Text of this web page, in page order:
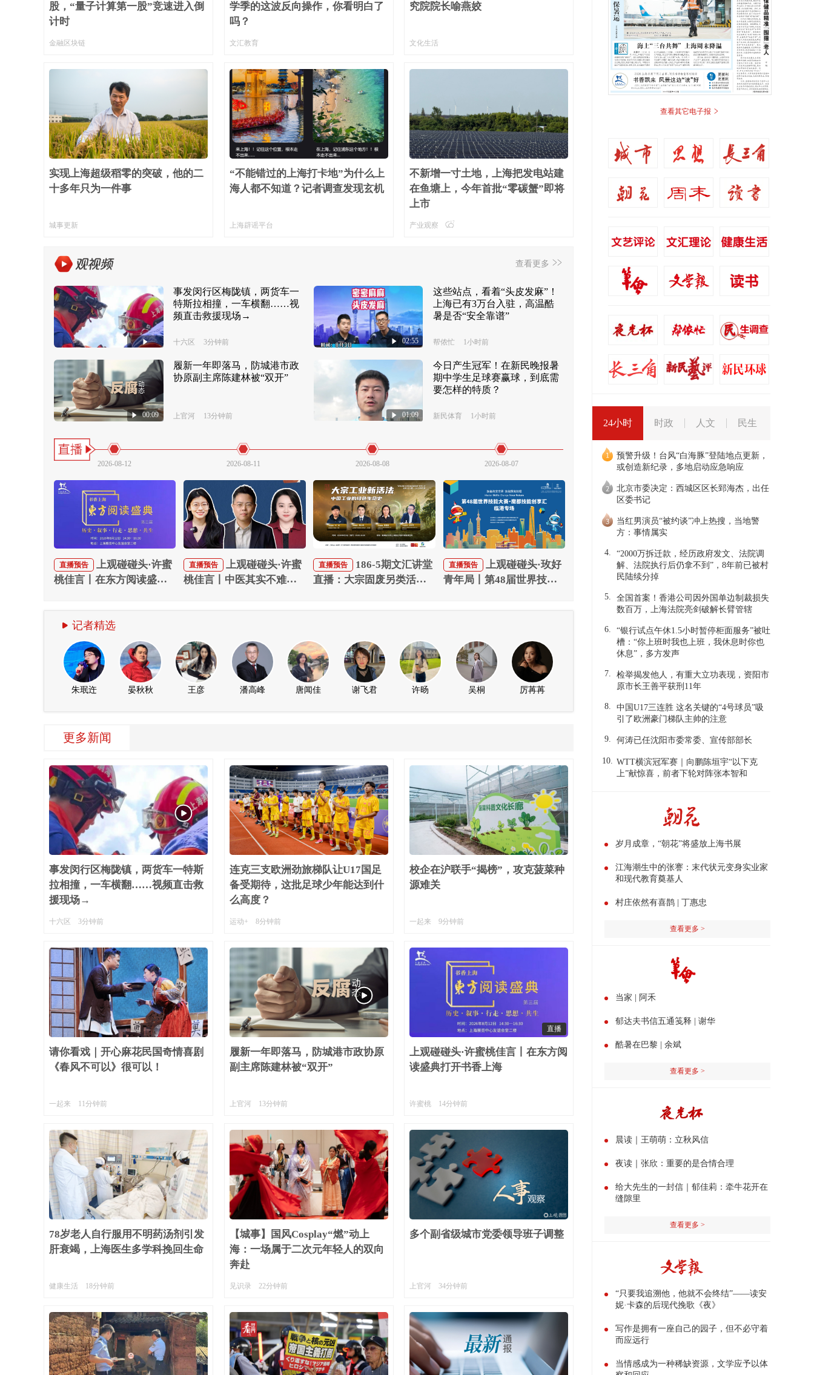
股，“量子计算第一股”竞速进入倒
计时
金融区块链
学季的这波反向操作，你看明白了
吗？
文汇教育
究院院长喻燕姣
文化生活
实现上海超级稻零的突破，他的二
十多年只为一件事
城事更新
“不能错过的上海打卡地”为什么上
海人都不知道？记者调查发现玄机
上海辟谣平台
不新增一寸土地，上海把发电站建
在鱼塘上，今年首批“零碳蟹”即将
上市
产业观察 17
查看更多 >>
事发闵行区梅陇镇，两货车一
特斯拉相撞，一车横翻……视
频直击救援现场→
十六区 3分钟前
00:09
履新一年即落马，防城港市政
协原副主席陈建林被“双开”
上官河 13分钟前
02:55
这些站点，看着“头皮发麻”！
上海已有3万台入驻，高温酷
暑是否“安全靠谱”
帮侬忙 1小时前
01:09
今日产生冠军！在新民晚报暑
期中学生足球赛赢球，到底需
要怎样的特质？
新民体育 1小时前
江江三人行｜上海65岁以上
江江三人行 3小时前
幕后 | 上海京剧院95后演员
演《奇袭白虎团》，打磨朝
2026-08-12 2026-08-11 2026-08-08 2026-08-07
直播预告
上观碰碰头·许蜜
桃佳言丨在东方阅读盛典
直播预告
上观碰碰头·许蜜
桃佳言丨中医其实不难
直播预告
186-5期文汇讲堂
直播：大宗固废另类活
史
直播预告
上观碰碰头·玫好
青年局丨第48届世界技能
港专场
记者精选
朱珉迕 晏秋秋 王彦 潘高峰 唐闻佳 谢飞君 许旸 吴桐 厉苒苒
更多新闻
事发闵行区梅陇镇，两货车一特斯
拉相撞，一车横翻……视频直击救
援现场→
十六区 3分钟前
连克三支欧洲劲旅梯队让U17国足
备受期待，这批足球少年能达到什
么高度？
运动+ 8分钟前
校企在沪联手“揭榜”，攻克菠菜种
源难关
一起来 9分钟前
请你看戏｜开心麻花民国奇情喜剧
《春风不可以》很可以！
一起来 11分钟前
履新一年即落马，防城港市政协原
副主席陈建林被“双开”
上官河 13分钟前
直播
上观碰碰头·许蜜桃佳言丨在东方阅
读盛典打开书香上海
许蜜桃 14分钟前
78岁老人自行服用不明药汤剂引发
肝衰竭，上海医生多学科挽回生命
健康生活 18分钟前
【城事】国风Cosplay“燃”动上
海：一场属于二次元年轻人的双向
奔赴
见识录 22分钟前
多个副省级城市党委领导班子调整
上官河 34分钟前
查看其它电子报 >
24小时 时政 人文 民生
预警升级！台风“白海豚”登陆地点更新，
或创造新纪录，多地启动应急响应
北京市委决定：西城区区长郅海杰，出任
区委书记
当红男演员“被约谈”冲上热搜，当地警
方：事情属实
4.
“2000万拆迁款，经历政府发文、法院调
解、法院执行后仍拿不到”，8年前已被村
民陆续分掉
5.
全国首案！香港公司因外国单边制裁损失
数百万，上海法院亮剑破解长臂管辖
6.
“银行试点午休1.5小时暂停柜面服务”被吐
槽：“你上班时我也上班，我休息时你也
休息”，多方发声
7.
检举揭发他人，有重大立功表现，资阳市
原市长王善平获刑11年
8.
中国U17三连胜 这名关键的“4号球员”吸
引了欧洲豪门梯队主帅的注意
9. 何涛已任沈阳市委常委、宣传部部长
10. WTT横滨冠军赛｜向鹏陈垣宇“以下克
上”献惊喜，前者下轮对阵张本智和
岁月成章，“朝花”将盛放上海书展
江海潮生中的张謇：末代状元变身实业家
和现代教育奠基人
村庄依然有喜鹊 | 丁惠忠
查看更多 >
当家 | 阿禾
郁达夫书信五通笺释 | 谢华
酷暑在巴黎 | 余斌
查看更多 >
晨读｜王萌萌：立秋风信
夜读｜张欣：重要的是合情合理
给大先生的一封信｜郁佳莉：牵牛花开在
缝隙里
查看更多 >
“只要我追溯他，他就不会终结”——读安
妮·卡森的后现代挽歌《夜》
写作是拥有一座自己的园子，但不必守着
而应远行
当情感成为一种稀缺资源，文学应予以体